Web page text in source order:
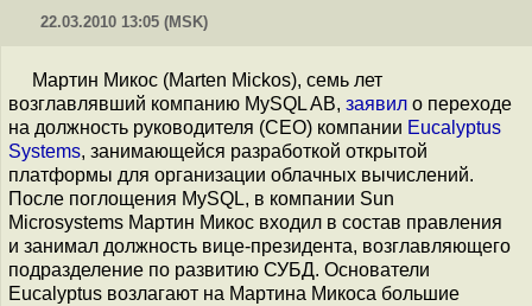
22.03.2010 13:05 (MSK)
Мартин Микос (Marten Mickos), семь лет
возглавлявший компанию MySQL AB, заявил о переходе
на должность руководителя (CEO) компании Eucalyptus
Systems, занимающейся разработкой открытой
платформы для организации облачных вычислений.
После поглощения MySQL, в компании Sun
Microsystems Мартин Микос входил в состав правления
и занимал должность вице-президента, возглавляющего
подразделение по развитию СУБД. Основатели
Eucalyptus возлагают на Мартина Микоса большие